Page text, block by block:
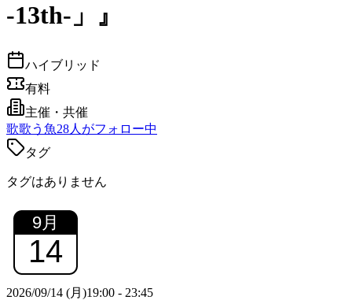
-13th-」』
ハイブリッド
有料
主催・共催
歌歌う魚28人がフォロー中
タグ
タグはありません
9月
14
2026/09/14 (月)19:00 - 23:45